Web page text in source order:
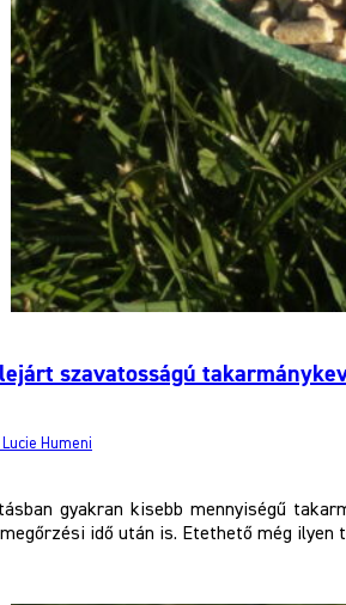
szavatosságú
Lucie Humeni
gyakran kisebb mennyiségű
idő után is. Etethető még ilyen